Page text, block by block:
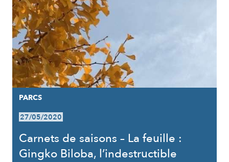
PARCS
27/05/2020
Carnets de saisons – La feuille :
Gingko Biloba, l’indestructible